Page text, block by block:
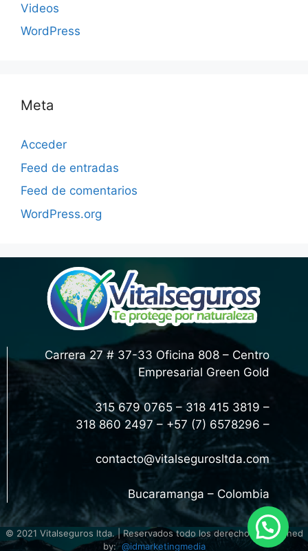
Videos
WordPress
Meta
Acceder
Feed de entradas
Feed de comentarios
WordPress.org
Carrera 27 # 37-33 Oficina 808 – Centro
Empresarial Green Gold
315 679 0765 – 318 415 3819 –
318 860 2497 – +57 (7) 6578296 –
contacto@vitalsegurosltda.com
Bucaramanga – Colombia
© 2021 Vitalseguros ltda. | Reservados todo los derechos | Designed
by:@idmarketingmedia